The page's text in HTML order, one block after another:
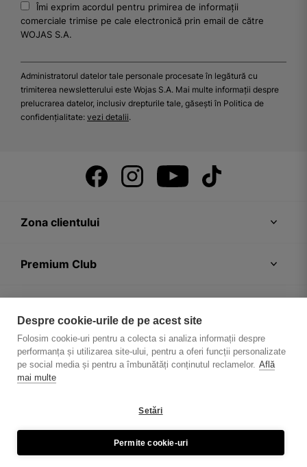
Îmi exprim acordul pentru primirea de informații
comerciale trimise pe cale electronică prin email de către
WOJAS S.A.
Administratorul datelor tale personale procesate în legătură cu
trimiterea newsletterului este Wojas S.A. Mai multe informații despre
prelucrarea datelor, inclusiv drepturile tale, găsești în Politica de
confidențialitate: vezi detalii.
Zona clientului
Premium Club
Despre firmă
Politica de confidențialitate Regulament magazin
Despre cookie-urile de pe acest site
Folosim cookie-uri pentru a colecta si analiza informații despre
performanța și utilizarea site-ului, pentru a oferi funcții personalizate
pe social media și pentru a îmbunătăți conținutul reclamelor. Află
mai multe
Setări
Permite cookie-uri